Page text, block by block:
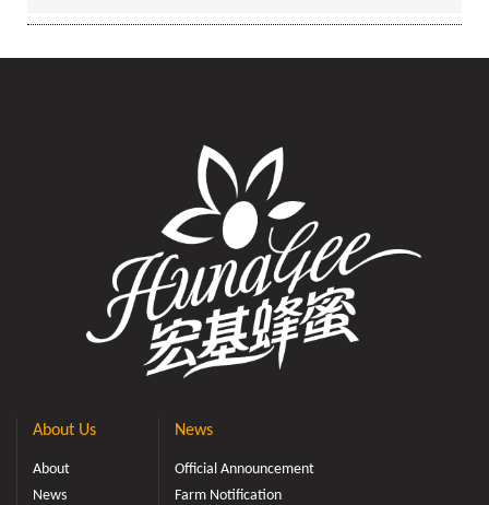
About Us
About
News
News
Official Announcement
Farm Notification